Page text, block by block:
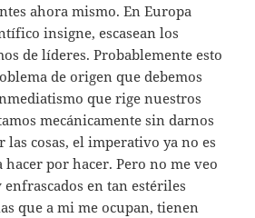
ahora mismo. En Europa
insigne, escasean los
de líderes. Probablemente esto
de origen que debemos
que rige nuestros
mecánicamente sin darnos
las cosas, el imperativo ya no es
hacer por hacer. Pero no me veo
enfrascados en tan estériles
que a mi me ocupan, tienen